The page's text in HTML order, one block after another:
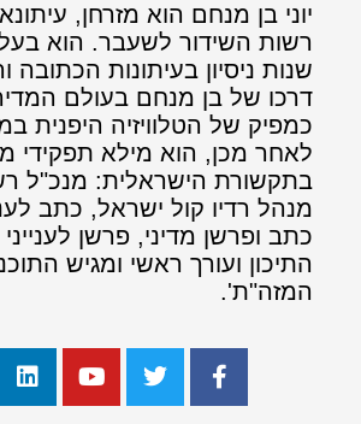
יוני בן מנחם הוא מזרחן,
רשות השידור לשעבר. הוא
שנות ניסיון בעיתונות הכתובה
דרכו של בן מנחם בעולם
כמפיק של הטלוויזיה היפנית
לאחר מכן, הוא מילא תפקידי
בתקשורת הישראלית: מנכ"ל
מנהל רדיו קול ישראל, כתב
כתב ופרשן מדיני, פרשן
התיכון ועורך ראשי ומגיש
המזה"ת'.